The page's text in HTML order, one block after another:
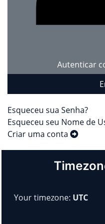
Autenticar
Esqueceu sua Senha?
Esqueceu seu Nome de
Criar uma conta
Your timezone: UTC